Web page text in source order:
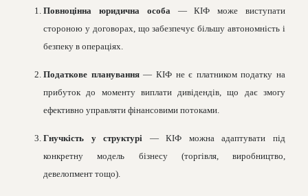
Повноцінна юридична особа— КІФ може виступати
стороною у договорах, що забезпечує більшу автономність і
безпеку в операціях.
Податкове планування— КІФ не є платником податку на
прибуток до моменту виплати дивідендів, що дає змогу
ефективно управляти фінансовими потоками.
Гнучкість у структурі — КІФ можна адаптувати під
конкретну модель бізнесу (торгівля, виробництво,
девелопмент тощо).